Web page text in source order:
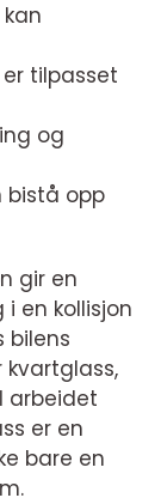
tilpasset
og
bistå opp
gir en
en kollisjon
bilens
arbeidet
er en
bare en